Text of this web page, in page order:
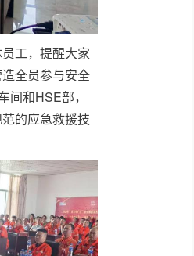
工，提醒大家
全员参与安全
间和HSE部，
的应急救援技